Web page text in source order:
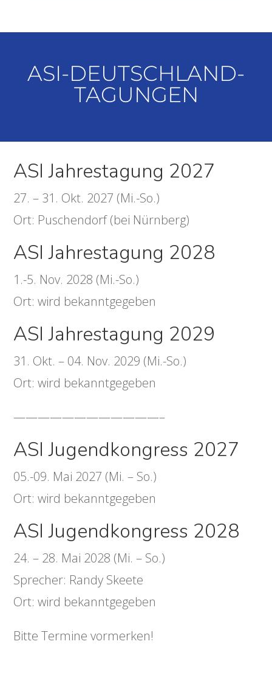
ASI-DEUTSCHLAND-
TAGUNGEN
ASI Jahrestagung 2027
27. – 31. Okt. 2027 (Mi.-So.)
Ort: Puschendorf (bei Nürnberg)
ASI Jahrestagung 2028
1.-5. Nov. 2028 (Mi.-So.)
Ort: wird bekanntgegeben
ASI Jahrestagung 2029
31. Okt. – 04. Nov. 2029 (Mi.-So.)
Ort: wird bekanntgegeben
————————————–
ASI Jugendkongress 2027
05.-09. Mai 2027 (Mi. – So.)
Ort: wird bekanntgegeben
ASI Jugendkongress 2028
24. – 28. Mai 2028 (Mi. – So.)
Sprecher: Randy Skeete
Ort: wird bekanntgegeben
Bitte Termine vormerken!